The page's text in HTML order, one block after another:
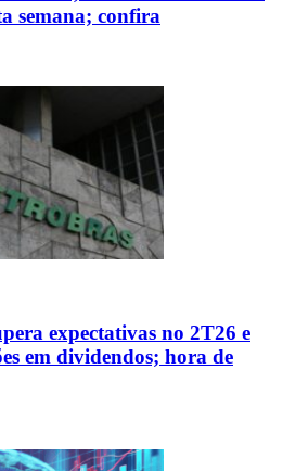
semana; confira
expectativas no 2T26 e
em dividendos; hora de